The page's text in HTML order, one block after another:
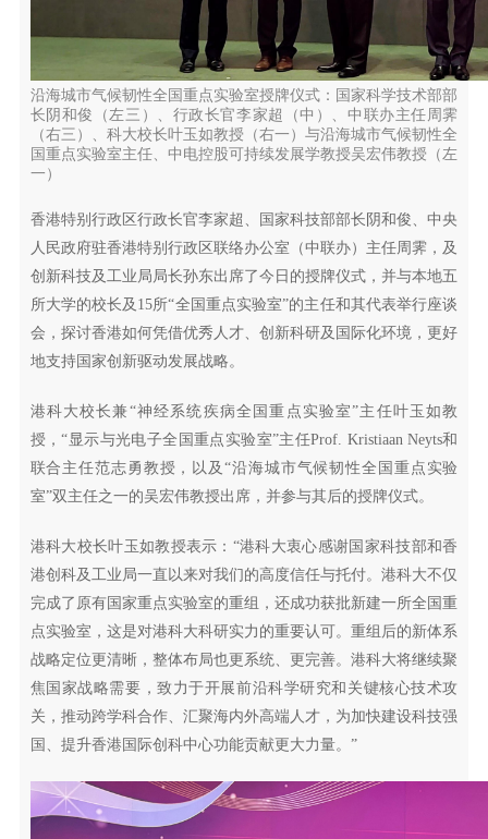
沿海城市气候韧性全国重点实验室授牌仪式：国家科学技术部部
长阴和俊（左三）、行政长官李家超（中）、中联办主任周霁
（右三）、科大校长叶玉如教授（右一）与沿海城市气候韧性全
国重点实验室主任、中电控股可持续发展学教授吴宏伟教授（左
一）
香港特别行政区行政长官李家超、国家科技部部长阴和俊、中央
人民政府驻香港特别行政区联络办公室（中联办）主任周霁，及
创新科技及工业局局长孙东出席了今日的授牌仪式，并与本地五
所大学的校长及15所“全国重点实验室”的主任和其代表举行座谈
会，探讨香港如何凭借优秀人才、创新科研及国际化环境，更好
地支持国家创新驱动发展战略。
港科大校长兼“神经系统疾病全国重点实验室”主任叶玉如教
授，“显示与光电子全国重点实验室”主任Prof. Kristiaan Neyts和
联合主任范志勇教授，以及“沿海城市气候韧性全国重点实验
室”双主任之一的吴宏伟教授出席，并参与其后的授牌仪式。
港科大校长叶玉如教授表示：“港科大衷心感谢国家科技部和香
港创科及工业局一直以来对我们的高度信任与托付。港科大不仅
完成了原有国家重点实验室的重组，还成功获批新建一所全国重
点实验室，这是对港科大科研实力的重要认可。重组后的新体系
战略定位更清晰，整体布局也更系统、更完善。港科大将继续聚
焦国家战略需要，致力于开展前沿科学研究和关键核心技术攻
关，推动跨学科合作、汇聚海内外高端人才，为加快建设科技强
国、提升香港国际创科中心功能贡献更大力量。”